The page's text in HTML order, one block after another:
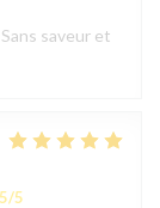
saveur et
5/5